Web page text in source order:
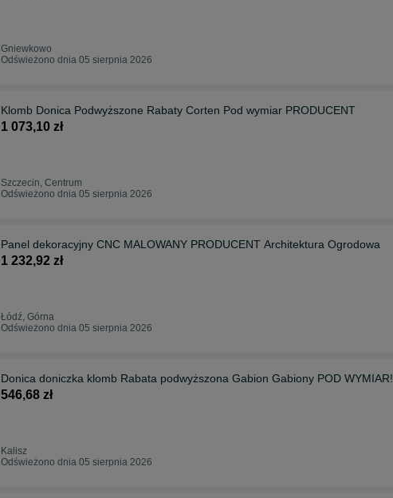
Gniewkowo
Odświeżono dnia 05 sierpnia 2026
Klomb Donica Podwyższone Rabaty Corten Pod wymiar PRODUCENT
1 073,10 zł
Szczecin, Centrum
Odświeżono dnia 05 sierpnia 2026
Panel dekoracyjny CNC MALOWANY PRODUCENT Architektura Ogrodowa
1 232,92 zł
Łódź, Górna
Odświeżono dnia 05 sierpnia 2026
Donica doniczka klomb Rabata podwyższona Gabion Gabiony POD WYMIAR!
546,68 zł
Kalisz
Odświeżono dnia 05 sierpnia 2026